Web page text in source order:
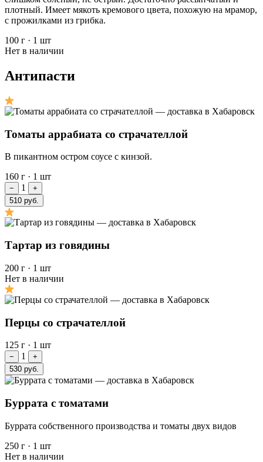
плотный. Имеет мякоть кремового цвета, похожую на мрамор,
с прожилками из грибка.
100 г · 1 шт
Нет в наличии
Антипасти
Томаты аррабиата со страчателлой
В пикантном остром соусе с кинзой.
160 г · 1 шт
− 1
+
510 руб.
Тартар из говядины
200 г · 1 шт
Нет в наличии
Перцы со страчателлой
125 г · 1 шт
− 1
+
530 руб.
Буррата с томатами
Буррата собственного производства и томаты двух видов
250 г · 1 шт
Нет в наличии